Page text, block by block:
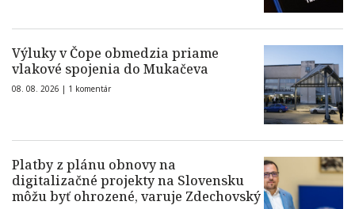
Výluky v Čope obmedzia priame
vlakové spojenia do Mukačeva
08. 08. 2026 | 1 komentár
Platby z plánu obnovy na
digitalizačné projekty na Slovensku
môžu byť ohrozené, varuje Zdechovský